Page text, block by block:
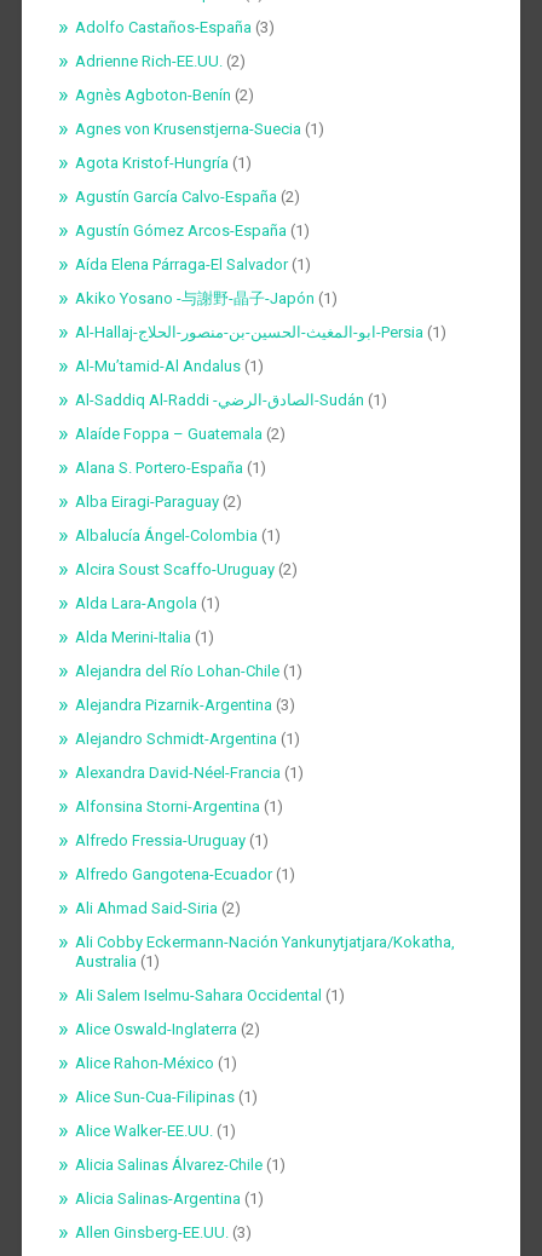
Adolfo Castaños-España(3)
Adrienne Rich-EE.UU.(2)
Agnès Agboton-Benín (2)
Agnes von Krusenstjerna-Suecia(1)
Agota Kristof-Hungría(1)
Agustín García Calvo-España(2)
Agustín Gómez Arcos-España(1)
Aída Elena Párraga-El Salvador(1)
Akiko Yosano -与謝野-晶子-Japón (1)
Al-Hallaj-ابو-المغيث-الحسين-بن-منصور-الحلاج-Persia(1)
Al-Mu’tamid-Al Andalus(1)
Al-Saddiq Al-Raddi -الصادق-الرضي-Sudán (1)
Alaíde Foppa – Guatemala(2)
Alana S. Portero-España(1)
Alba Eiragi-Paraguay(2)
Albalucía Ángel-Colombia(1)
Alcira Soust Scaffo-Uruguay(2)
Alda Lara-Angola(1)
Alda Merini-Italia(1)
Alejandra del Río Lohan-Chile(1)
Alejandra Pizarnik-Argentina(3)
Alejandro Schmidt-Argentina(1)
Alexandra David-Néel-Francia(1)
Alfonsina Storni-Argentina(1)
Alfredo Fressia-Uruguay(1)
Alfredo Gangotena-Ecuador(1)
Ali Ahmad Said-Siria(2)
Ali Cobby Eckermann-Nación Yankunytjatjara/Kokatha,
Australia(1)
Ali Salem Iselmu-Sahara Occidental (1)
Alice Oswald-Inglaterra(2)
Alice Rahon-México (1)
Alice Sun-Cua-Filipinas(1)
Alice Walker-EE.UU.(1)
Alicia Salinas Álvarez-Chile(1)
Alicia Salinas-Argentina(1)
Allen Ginsberg-EE.UU.(3)